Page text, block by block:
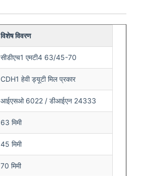
विशेष विवरण
सीडीएच1 एमटी4 63/45-70
CDH1 हेवी ड्यूटी मिल प्रकार
आईएसओ 6022 / डीआईएन 24333
63 मिमी
45 मिमी
70 मिमी